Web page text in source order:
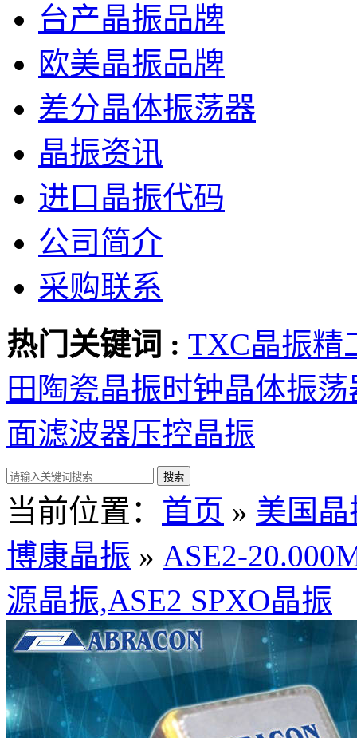
台产晶振品牌
欧美晶振品牌
差分晶体振荡器
晶振资讯
进口晶振代码
公司简介
采购联系
热门关键词 : TXC晶振精
田陶瓷晶振时钟晶体振荡
面滤波器压控晶振
当前位置： 首页 » 美国晶
博康晶振 » ASE2-
源晶振,ASE2 SPXO晶振